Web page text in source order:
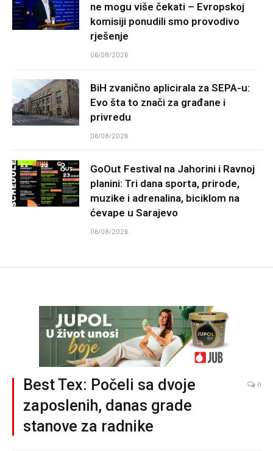
ne mogu više čekati – Evropskoj
komisiji ponudili smo provodivo
rješenje
06/08/2026
BiH zvanično aplicirala za SEPA-u:
Evo šta to znači za građane i
privredu
06/08/2026
GoOut Festival na Jahorini i Ravnoj
planini: Tri dana sporta, prirode,
muzike i adrenalina, biciklom na
ćevape u Sarajevo
06/08/2026
Best Tex: Počeli sa dvoje
zaposlenih, danas grade
stanove za radnike
0